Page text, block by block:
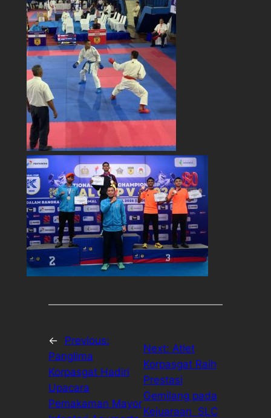
←
Previous:
Panglima
Korpasgat Hadiri
Upacara
Pemakaman Mayor
Next: Atlet
Korpasgat Raih
Prestasi
Gemilang pada
Kejuaraan SLC